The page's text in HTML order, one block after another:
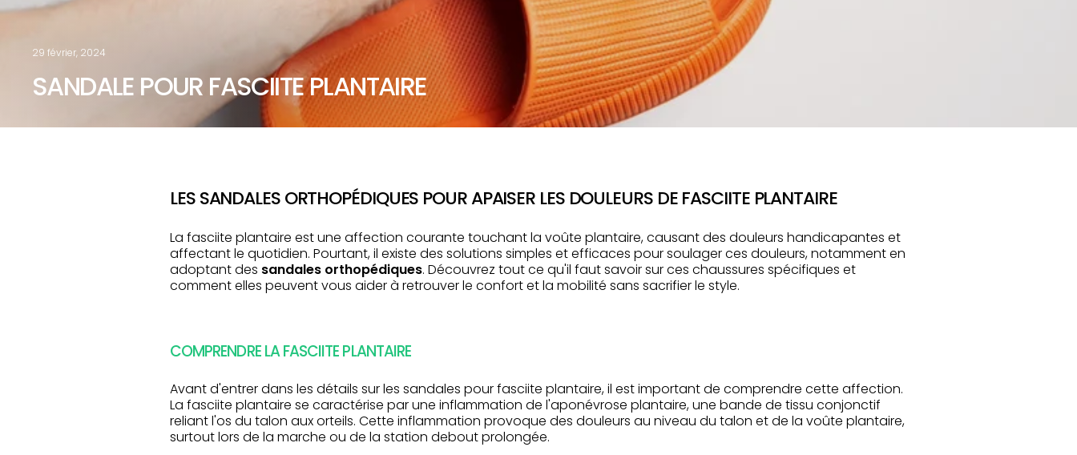
29 février, 2024
SANDALE POUR FASCIITE PLANTAIRE
LES SANDALES ORTHOPÉDIQUES POUR APAISER LES DOULEURS DE FASCIITE PLANTAIRE
La fasciite plantaire est une affection courante touchant la voûte plantaire, causant des douleurs handicapantes et
affectant le quotidien. Pourtant, il existe des solutions simples et efficaces pour soulager ces douleurs, notamment en
adoptant des sandales orthopédiques. Découvrez tout ce qu'il faut savoir sur ces chaussures spécifiques et
comment elles peuvent vous aider à retrouver le confort et la mobilité sans sacrifier le style.
COMPRENDRE LA FASCIITE PLANTAIRE
Avant d'entrer dans les détails sur les sandales pour fasciite plantaire, il est important de comprendre cette affection.
La fasciite plantaire se caractérise par une inflammation de l'aponévrose plantaire, une bande de tissu conjonctif
reliant l'os du talon aux orteils. Cette inflammation provoque des douleurs au niveau du talon et de la voûte plantaire,
surtout lors de la marche ou de la station debout prolongée.